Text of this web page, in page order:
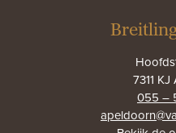
7311
055 –